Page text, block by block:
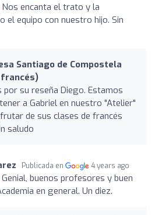
Nos encanta el trato y la
el equipo con nuestro hijo. Sin
Santiago de Compostela
francés)
por su reseña Diego. Estamos
a Gabriel en nuestro "Atelier"
de sus clases de francés
saludo
Publicada en 4 years ago
Genial, buenos profesores y buen
en general. Un diez.